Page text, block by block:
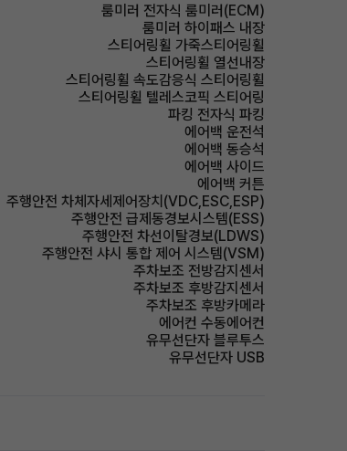
룸미러 전자식 룸미러(ECM)
룸미러 하이패스 내장
스티어링휠 가죽스티어링휠
스티어링휠 열선내장
스티어링휠 속도감응식 스티어링휠
스티어링휠 텔레스코픽 스티어링
파킹 전자식 파킹
에어백 운전석
에어백 동승석
에어백 사이드
에어백 커튼
주행안전 차체자세제어장치(VDC,ESC,ESP)
주행안전 급제동경보시스템(ESS)
주행안전 차선이탈경보(LDWS)
주행안전 샤시 통합 제어 시스템(VSM)
주차보조 전방감지센서
주차보조 후방감지센서
주차보조 후방카메라
에어컨 수동에어컨
유무선단자 블루투스
유무선단자 USB